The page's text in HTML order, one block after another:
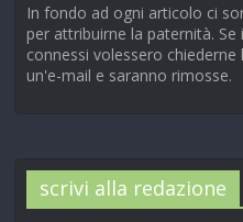
In fondo ad ogni articolo ci
per attribuirne la paternità.
connessi volessero
un'e-mail e saranno rimosse.
scrivi alla redazione